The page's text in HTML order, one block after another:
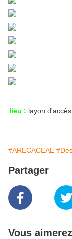
lieu : layon
#ARECACEAE
Partager
Vous